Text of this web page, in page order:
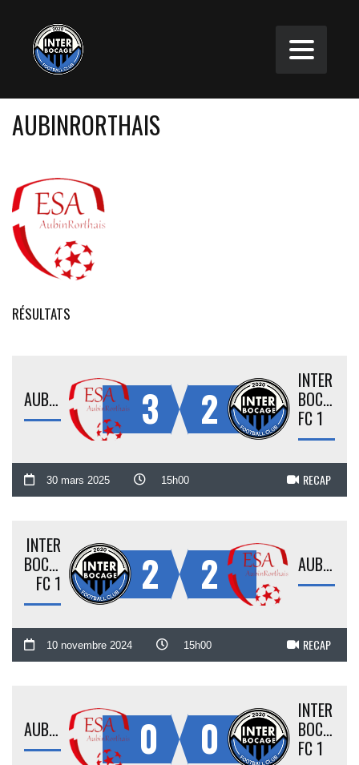
AUBINRORTHAIS
RÉSULTATS
3
AUBINRORTHAIS 2
INTER
BOCAGE
FC 1
30 mars 2025 15h00 RECAP
2
INTER
BOCAGE
FC 1
2 AUBINRORTHAIS
10 novembre 2024 15h00 RECAP
0
AUBINRORTHAIS 0
INTER
BOCAGE
FC 1